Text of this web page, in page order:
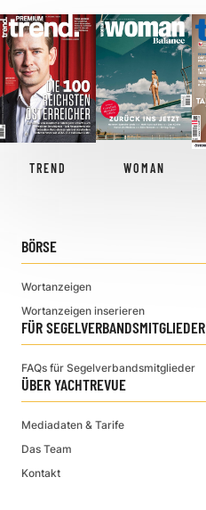
TREND WOMAN
BÖRSE
Wortanzeigen
Wortanzeigen inserieren
FÜR SEGELVERBANDSMITGLIEDER
FAQs für Segelverbandsmitglieder
ÜBER YACHTREVUE
Mediadaten & Tarife
Das Team
Kontakt